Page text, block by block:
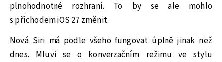
plnohodnotné rozhraní. To by se ale mohlo
s příchodem iOS 27 změnit.
Nová Siri má podle všeho fungovat úplně jinak než
dnes. Mluví se o konverzačním režimu ve stylu